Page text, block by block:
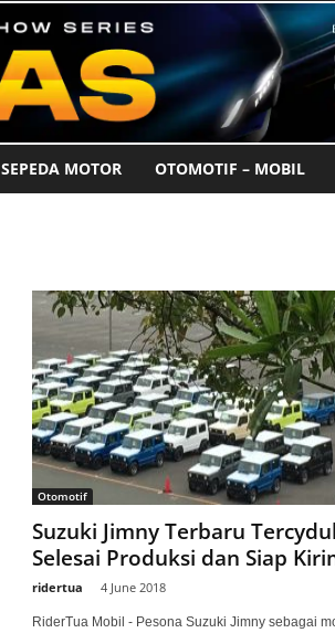
SEPEDA MOTOR OTOMOTIF – MOBIL
Otomotif
Suzuki Jimny Terbaru
Selesai Produksi dan Siap
ridertua 4 June 2018
RiderTua Mobil - Pesona Suzuki Jimny sebagai